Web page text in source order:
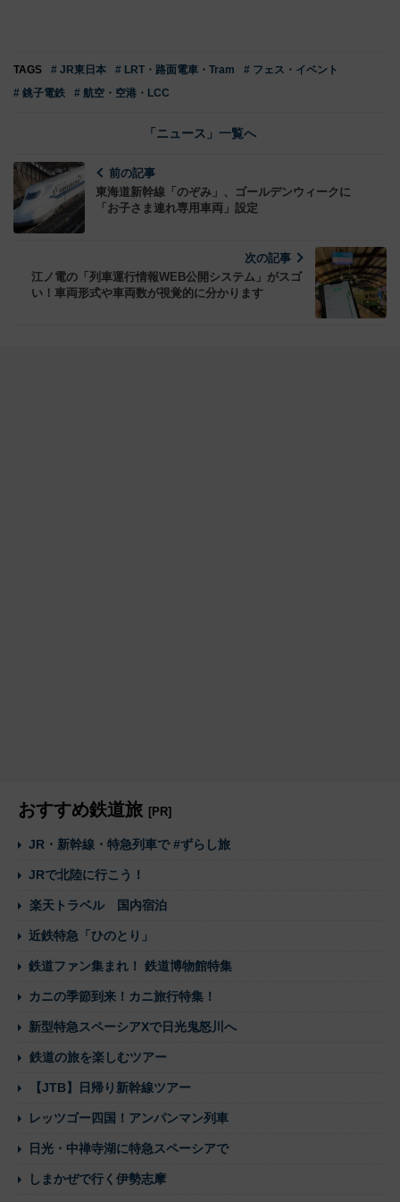
TAGS # JR東日本 # LRT・路面電車・Tram
# フェス・イベント
# 銚子電鉄
# 航空・空港・LCC
「ニュース」一覧へ
前の記事
東海道新幹線「のぞみ」、ゴールデンウィークに
「お子さま連れ専用車両」設定
次の記事
江ノ電の「列車運行情報WEB公開システム」がスゴ
い！車両形式や車両数が視覚的に分かります
おすすめ鉄道旅 [PR]
JR・新幹線・特急列車で #ずらし旅
JRで北陸に行こう！
楽天トラベル 国内宿泊
近鉄特急「ひのとり」
鉄道ファン集まれ！ 鉄道博物館特集
カニの季節到来！カニ旅行特集！
新型特急スペーシアXで日光鬼怒川へ
鉄道の旅を楽しむツアー
【JTB】日帰り新幹線ツアー
レッツゴー四国！アンパンマン列車
日光・中禅寺湖に特急スペーシアで
しまかぜで行く伊勢志摩